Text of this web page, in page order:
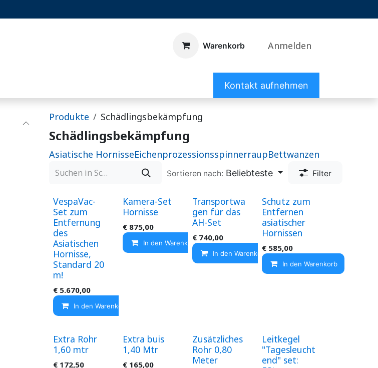
Warenkorb Anmelden
Kontakt aufnehmen
Produkte Schädlingsbekämpfung
Schädlingsbekämpfung
Asiatische HornisseEichenprozessionsspinnerraupBettwanzen
Sortieren nach: Beliebteste Filter
VespaVac-
Set zum
Entfernung
des
Asiatischen
Hornisse,
Standard 20
m!
€ 5.670,00
In den Warenkorb
Kamera-Set
Hornisse
€ 875,00
In den Warenkorb
Transportwa
gen für das
AH-Set
€ 740,00
In den Warenkorb
Schutz zum
Entfernen
asiatischer
Hornissen
€ 585,00
In den Warenkorb
Extra Rohr
1,60 mtr
€ 172,50
Extra buis
1,40 Mtr
€ 165,00
Zusätzliches
Rohr 0,80
Meter
Leitkegel
"Tagesleucht
end" set: